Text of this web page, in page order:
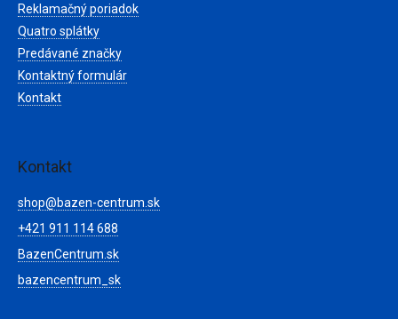
Reklamačný poriadok
Quatro splátky
Predávané značky
Kontaktný formulár
Kontakt
Kontakt
shop@bazen-centrum.sk
+421 911 114 688
BazenCentrum.sk
bazencentrum_sk